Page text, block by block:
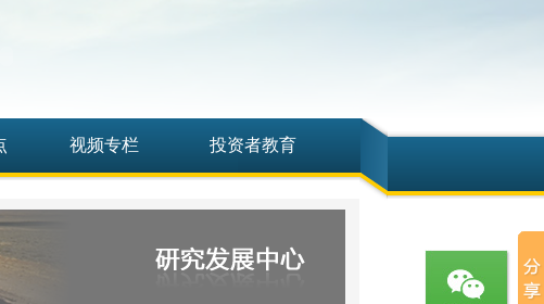
视频专栏 投资者教育